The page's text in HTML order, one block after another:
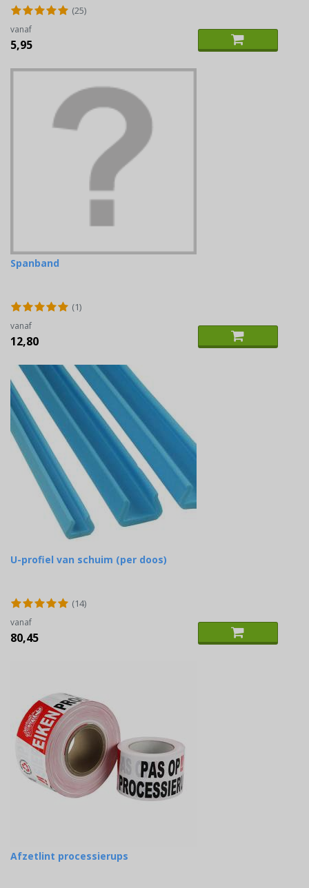
(25)
vanaf
5,95
Spanband
(1)
vanaf
12,80
U-profiel van schuim (per doos)
(14)
vanaf
80,45
Afzetlint processierups